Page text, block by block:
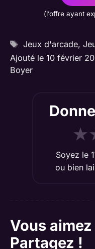
(l’offre ayant
Étiquettes
Jeux d'arcade,
Ajouté le 10 février
Boyer
★
Soyez le 1
ou bien
Vous
Partagez !